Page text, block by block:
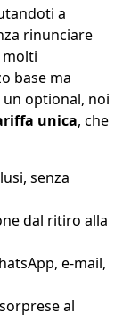
a
rinunciare
molti
base ma
optional, noi
unica, che
senza
dal ritiro alla
e-mail,
al